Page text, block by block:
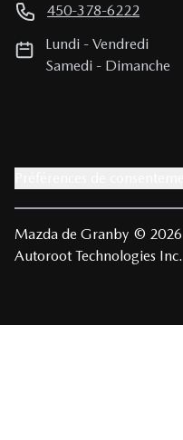
450-378-6222
Lundi -Vendredi
Samedi - Dimanche
Mazda de Granby © 2026
Autoroot Technologies Inc.